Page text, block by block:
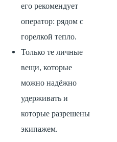
его рекомендует
оператор: рядом с
горелкой тепло.
Только те личные
вещи, которые
можно надёжно
удерживать и
которые разрешены
экипажем.